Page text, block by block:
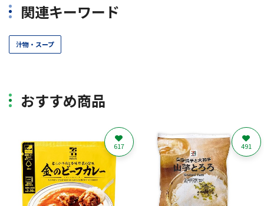
関連キーワード
汁物・スープ
おすすめ商品
617 491